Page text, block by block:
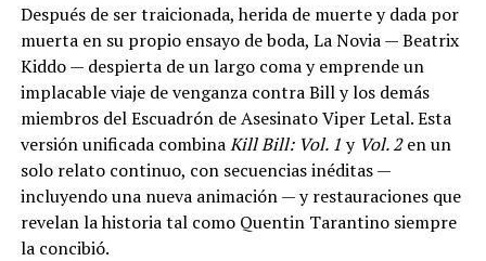
Después de ser traicionada, herida de muerte y dada por
muerta en su propio ensayo de boda, La Novia — Beatrix
Kiddo — despierta de un largo coma y emprende un
implacable viaje de venganza contra Bill y los demás
miembros del Escuadrón de Asesinato Viper Letal. Esta
versión unificada combinaKill Bill: Vol. 1 y Vol. 2en un
solo relato continuo, con secuencias inéditas —
incluyendo una nueva animación — y restauraciones que
revelan la historia tal como Quentin Tarantino siempre
la concibió.